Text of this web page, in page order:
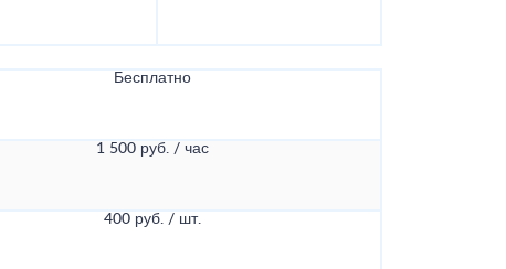
Бесплатно
1 500 руб. / час
400 руб. / шт.